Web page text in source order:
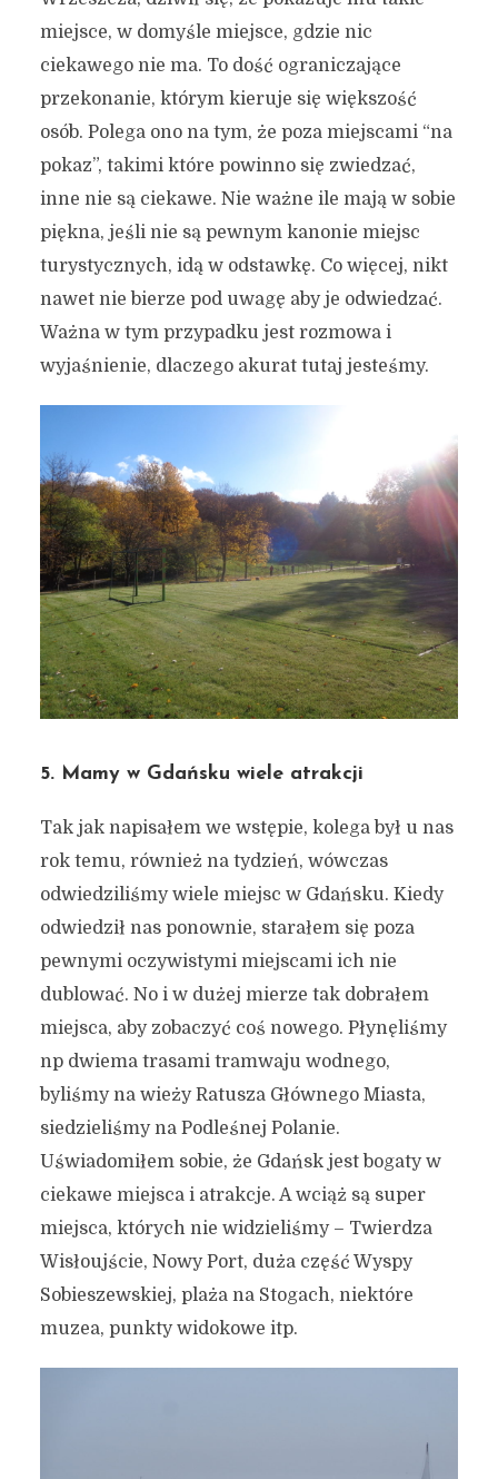
Na co zwrócić uwagę, kiedy
pokazujemy komuś swoje
miasto? 7 ważnych punktów.
9 września 2018
5 min czytania
Autor:Kamil Sulewski
miejsce, w domyśle miejsce, gdzie nic
ciekawego nie ma. To dość ograniczające
przekonanie, którym kieruje się większość
osób. Polega ono na tym, że poza miejscami “na
pokaz”, takimi które powinno się zwiedzać,
inne nie są ciekawe. Nie ważne ile mają w sobie
piękna, jeśli nie są pewnym kanonie miejsc
turystycznych, idą w odstawkę. Co więcej, nikt
nawet nie bierze pod uwagę aby je odwiedzać.
Ważna w tym przypadku jest rozmowa i
wyjaśnienie, dlaczego akurat tutaj jesteśmy.
5. Mamy w Gdańsku wiele atrakcji
Tak jak napisałem we wstępie, kolega był u nas
rok temu, również na tydzień, wówczas
odwiedziliśmy wiele miejsc w Gdańsku. Kiedy
odwiedził nas ponownie, starałem się poza
pewnymi oczywistymi miejscami ich nie
dublować. No i w dużej mierze tak dobrałem
miejsca, aby zobaczyć coś nowego. Płynęliśmy
np dwiema trasami tramwaju wodnego,
byliśmy na wieży Ratusza Głównego Miasta,
siedzieliśmy na Podleśnej Polanie.
Uświadomiłem sobie, że Gdańsk jest bogaty w
ciekawe miejsca i atrakcje. A wciąż są super
miejsca, których nie widzieliśmy – Twierdza
Wisłoujście, Nowy Port, duża część Wyspy
Sobieszewskiej, plaża na Stogach, niektóre
muzea, punkty widokowe itp.